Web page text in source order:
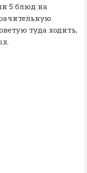
5 блюд на
туда ходить,